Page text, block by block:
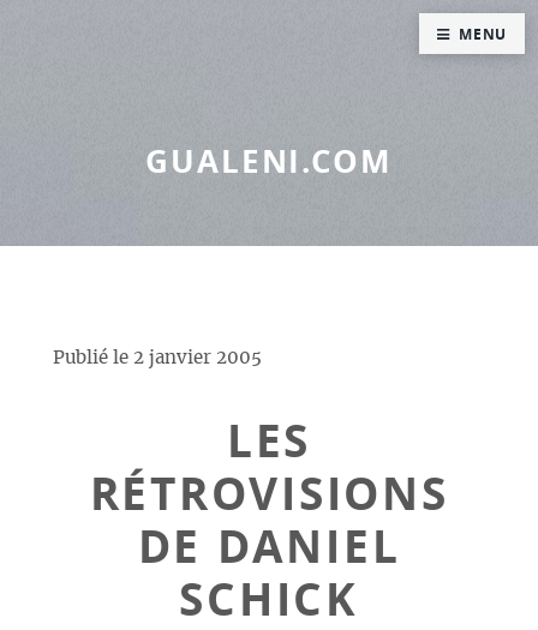
GUALENI.COM
Publié le 2 janvier 2005
LES
RÉTROVISIONS
DE DANIEL
SCHICK
MENU